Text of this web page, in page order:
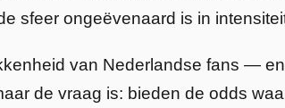
sfeer ongeëvenaard is in
van Nederlandse fans —
de vraag is: bieden de odds